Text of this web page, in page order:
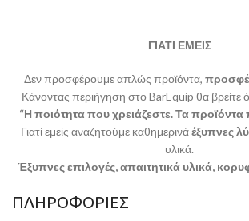
ΓΙΑΤΙ ΕΜΕΙΣ
Δεν προσφέρουμε απλώς προϊόντα,
Κάνοντας περιήγηση στο BarEquip θα βρείτε
“Η ποιότητα που χρειάζεστε. Τα προϊόντα
Γιατί εμείς αναζητούμε καθημερινάέξυπνες
υλικά.
Έξυπνες επιλογές, απαιτητικά υλικά,
ΠΛΗΡΟΦΟΡΙΕΣ